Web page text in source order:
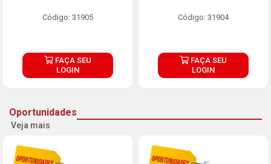
Código: 31905
FAÇA SEU
LOGIN
Código: 31904
FAÇA SEU
LOGIN
Oportunidades
Veja mais